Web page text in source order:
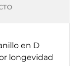
en D
longevidad